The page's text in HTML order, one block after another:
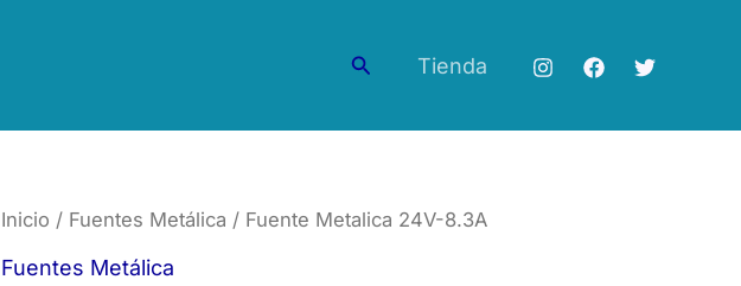
BuscarTienda
Inicio / Fuentes Metálica / Fuente Metalica 24V-8.3A
Fuentes Metálica